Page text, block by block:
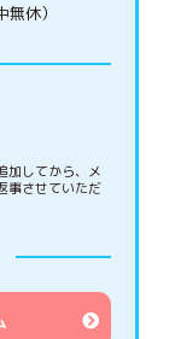
休）
加してから、メ
事させていただ